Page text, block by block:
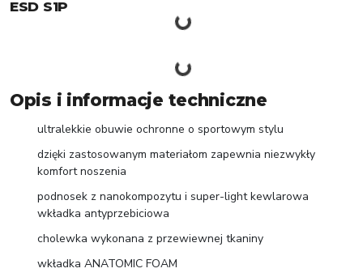
ESD S1P
Opis i informacje techniczne
ultralekkie obuwie ochronne o sportowym stylu
dzięki zastosowanym materiałom zapewnia niezwykły
komfort noszenia
podnosek z nanokompozytu i super-light kewlarowa
wkładka antyprzebiciowa
cholewka wykonana z przewiewnej tkaniny
wkładka ANATOMIC FOAM